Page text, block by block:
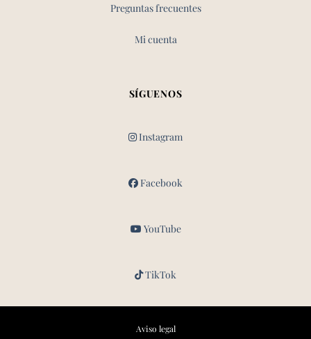
Preguntas frecuentes
Mi cuenta
SÍGUENOS
Instagram
Facebook
YouTube
TikTok
Aviso legal